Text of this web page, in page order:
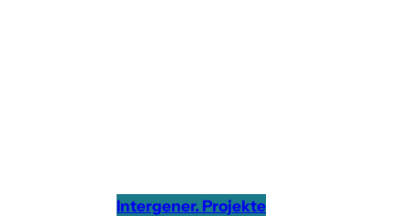
Intergener. Projekte